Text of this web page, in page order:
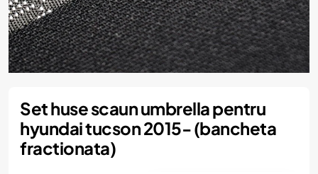
Set huse scaun umbrella pentru
hyundai tucson 2015- (bancheta
fractionata)